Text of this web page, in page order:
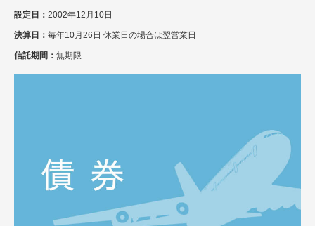
設定日： 2002年12月10日
決算日： 毎年10月26日 休業日の場合は翌営業日
信託期間： 無期限